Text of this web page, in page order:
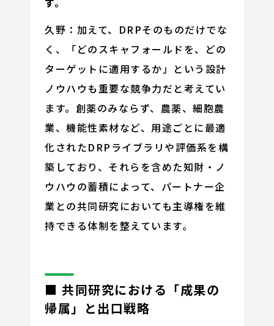
久野：加えて、DRPそのものだけでな
く、「どのスキャフォールドを、どの
ターゲットに適用するか」という設計
ノウハウも重要な競争力だと考えてい
ます。創薬のみならず、農薬、細胞農
業、機能性素材など、用途ごとに最適
化されたDRPライブラリや評価系を構
築しており、それらを含めた知財・ノ
ウハウの蓄積によって、パートナー企
業との共同研究においても主導権を維
持できる体制を整えています。
■ 共同研究における「成果の
帰属」と出口戦略